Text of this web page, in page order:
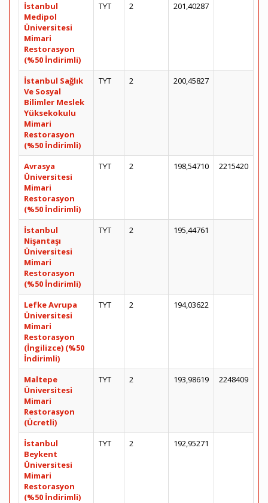
İstanbul
Medipol
Üniversitesi
Mimari
Restorasyon
(%50 İndirimli)
TYT 2 201,40287
İstanbul Sağlık
Ve Sosyal
Bilimler Meslek
Yüksekokulu
Mimari
Restorasyon
(%50 İndirimli)
TYT 2 200,45827
Avrasya
Üniversitesi
Mimari
Restorasyon
(%50 İndirimli)
TYT 2 198,54710 2215420
İstanbul
Nişantaşı
Üniversitesi
Mimari
Restorasyon
(%50 İndirimli)
TYT 2 195,44761
Lefke Avrupa
Üniversitesi
Mimari
Restorasyon
(İngilizce) (%50
İndirimli)
TYT 2 194,03622
Maltepe
Üniversitesi
Mimari
Restorasyon
(Ücretli)
TYT 2 193,98619 2248409
İstanbul
Beykent
Üniversitesi
Mimari
Restorasyon
(%50 İndirimli)
TYT 2 192,95271